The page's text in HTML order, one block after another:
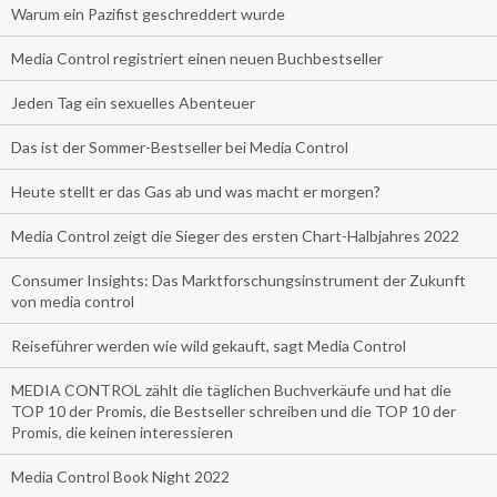
Warum ein Pazifist geschreddert wurde
Media Control registriert einen neuen Buchbestseller
Jeden Tag ein sexuelles Abenteuer
Das ist der Sommer-Bestseller bei Media Control
Heute stellt er das Gas ab und was macht er morgen?
Media Control zeigt die Sieger des ersten Chart-Halbjahres 2022
Consumer Insights: Das Marktforschungsinstrument der Zukunft
von media control
Reiseführer werden wie wild gekauft, sagt Media Control
MEDIA CONTROL zählt die täglichen Buchverkäufe und hat die
TOP 10 der Promis, die Bestseller schreiben und die TOP 10 der
Promis, die keinen interessieren
Media Control Book Night 2022